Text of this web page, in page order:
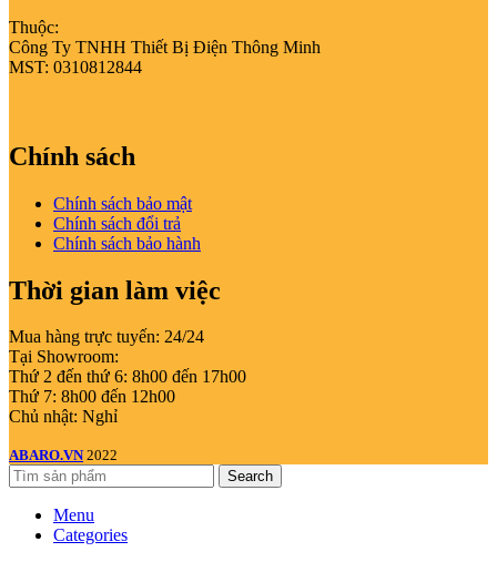
Thuộc:
Công Ty TNHH Thiết Bị Điện Thông Minh
MST: 0310812844
Chính sách
Chính sách bảo mật
Chính sách đổi trả
Chính sách bảo hành
Thời gian làm việc
Mua hàng trực tuyến: 24/24
Tại Showroom:
Thứ 2 đến thứ 6: 8h00 đến 17h00
Thứ 7: 8h00 đến 12h00
Chủ nhật: Nghỉ
ABARO.VN 2022
Search
Menu
Categories